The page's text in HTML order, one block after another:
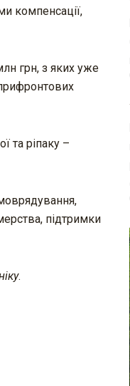
компенсації,
грн, з яких уже
та ріпаку –
підтримки
.